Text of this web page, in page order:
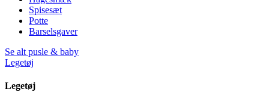
Spisesæt
Potte
Barselsgaver
Se alt pusle & baby
Legetøj
Legetøj